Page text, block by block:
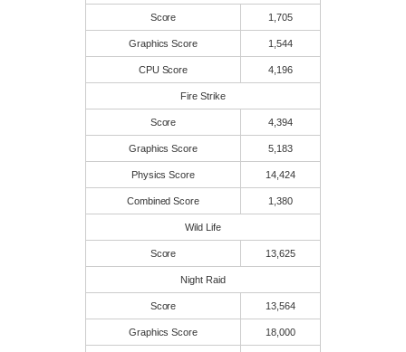
Score 1,705
Graphics Score 1,544
CPU Score 4,196
Fire Strike
Score 4,394
Graphics Score 5,183
Physics Score 14,424
Combined Score 1,380
Wild Life
Score 13,625
Night Raid
Score 13,564
Graphics Score 18,000